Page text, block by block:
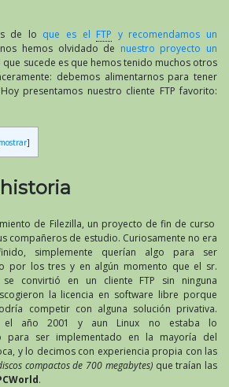
de lo que es el FTP y recomendamos un
hemos olvidado de nuestro proyecto un
que sucede es que hemos tenido muchos otros
debemos alimentarnos para tener
presentamos nuestro cliente FTP favorito:
mostrar]
de Filezilla, un proyecto de fin de curso
compañeros de estudio. Curiosamente no era
simplemente querían algo para ser
por los tres y en algún momento que el sr.
convirtió en un cliente FTP sin ninguna
la licencia en software libre porque
competir con alguna solución privativa.
el año 2001 y aun Linux no estaba lo
para ser implementado en la mayoría del
y lo decimos con experiencia propia con las
compactos de 700 megabytes) que traían las
.